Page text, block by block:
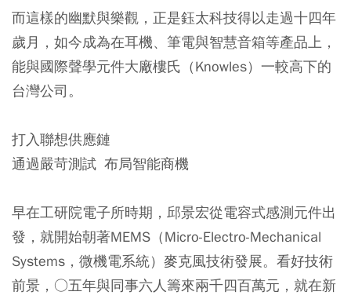
而這樣的幽默與樂觀，正是鈺太科技得以走過十四年
歲月，如今成為在耳機、筆電與智慧音箱等產品上，
能與國際聲學元件大廠樓氏（Knowles）一較高下的
台灣公司。
打入聯想供應鏈
通過嚴苛測試 布局智能商機
早在工研院電子所時期，邱景宏從電容式感測元件出
發，就開始朝著MEMS（Micro-Electro-Mechanical
Systems，微機電系統）麥克風技術發展。看好技術
前景，○五年與同事六人籌來兩千四百萬元，就在新